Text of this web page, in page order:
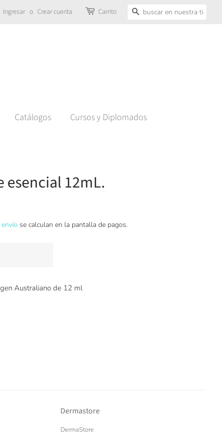
Ingresar o Crear cuenta Carrito Buscar
Catálogos Cursos y Diplomados
esencial 12mL.
se calculan en la pantalla de pagos.
Australiano de 12 ml
Dermastore
DermaStore